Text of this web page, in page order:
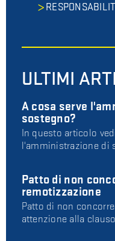
ULTIMI
A cosa serve
sostegno?
In questo articolo
l'amministrazione di
Patto di non
remotizzazione
Patto di non
attenzione alla